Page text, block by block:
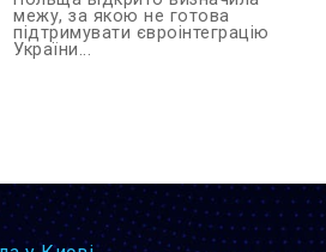
межу, за якою не готова
підтримувати євроінтеграцію
України...